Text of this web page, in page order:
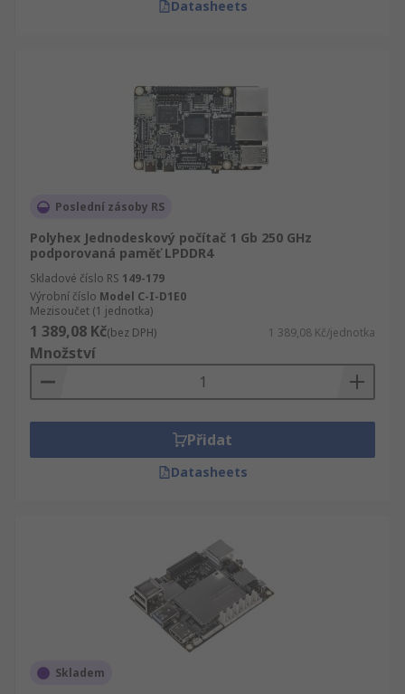
Datasheets
Poslední zásoby RS
Polyhex Jednodeskový počítač 1 Gb 250 GHz
podporovaná paměť LPDDR4
Skladové číslo RS 149-179
Výrobní číslo Model C-I-D1E0
Mezisoučet (1 jednotka)
1 389,08 Kč(bez DPH) 1 389,08 Kč/jednotka
Množství
Přidat
Datasheets
Skladem